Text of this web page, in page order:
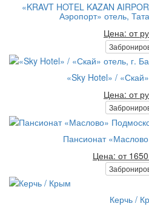
«KRAVT HOTEL KAZAN
Аэропорт» отель,
Цена: от
«Sky Hotel» /
Цена: от
Пансионат
Цена: от
Керчь /